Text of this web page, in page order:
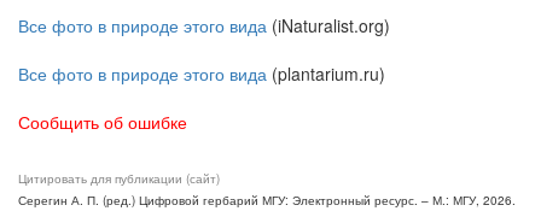
Все фото в природе этого вида (iNaturalist.org)
Все фото в природе этого вида (plantarium.ru)
Сообщить об ошибке
Цитировать для публикации (сайт)
Серегин А. П. (ред.) Цифровой гербарий МГУ: Электронный ресурс. – М.: МГУ, 2026.